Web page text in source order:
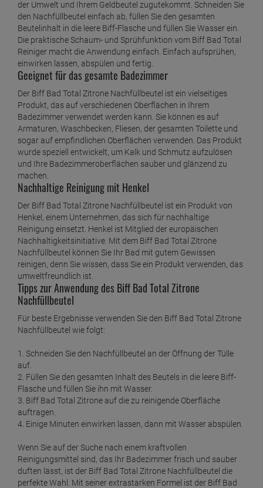
der Umwelt und Ihrem Geldbeutel zugutekommt. Schneiden Sie
den Nachfüllbeutel einfach ab, füllen Sie den gesamten
Beutelinhalt in die leere Biff-Flasche und füllen Sie Wasser ein.
Die praktische Schaum- und Sprühfunktion vom Biff Bad Total
Reiniger macht die Anwendung einfach. Einfach aufsprühen,
einwirken lassen, abspülen und fertig.
Geeignet für das gesamte Badezimmer
Der Biff Bad Total Zitrone Nachfüllbeutel ist ein vielseitiges
Produkt, das auf verschiedenen Oberflächen in Ihrem
Badezimmer verwendet werden kann. Sie können es auf
Armaturen, Waschbecken, Fliesen, der gesamten Toilette und
sogar auf empfindlichen Oberflächen verwenden. Das Produkt
wurde speziell entwickelt, um Kalk und Schmutz aufzulösen
und Ihre Badezimmeroberflächen sauber und glänzend zu
machen.
Nachhaltige Reinigung mit Henkel
Der Biff Bad Total Zitrone Nachfüllbeutel ist ein Produkt von
Henkel, einem Unternehmen, das sich für nachhaltige
Reinigung einsetzt. Henkel ist Mitglied der europäischen
Nachhaltigkeitsinitiative. Mit dem Biff Bad Total Zitrone
Nachfüllbeutel können Sie Ihr Bad mit gutem Gewissen
reinigen, denn Sie wissen, dass Sie ein Produkt verwenden, das
umweltfreundlich ist.
Tipps zur Anwendung des Biff Bad Total Zitrone
Nachfüllbeutel
Für beste Ergebnisse verwenden Sie den Biff Bad Total Zitrone
Nachfüllbeutel wie folgt:
1. Schneiden Sie den Nachfüllbeutel an der Öffnung der Tülle
auf.
2. Füllen Sie den gesamten Inhalt des Beutels in die leere Biff-
Flasche und füllen Sie ihn mit Wasser.
3. Biff Bad Total Zitrone auf die zu reinigende Oberfläche
auftragen.
4. Einige Minuten einwirken lassen, dann mit Wasser abspülen.
Wenn Sie auf der Suche nach einem kraftvollen
Reinigungsmittel sind, das Ihr Badezimmer frisch und sauber
duften lässt, ist der Biff Bad Total Zitrone Nachfüllbeutel die
perfekte Wahl. Mit seiner extrastarken Formel ist der Biff Bad